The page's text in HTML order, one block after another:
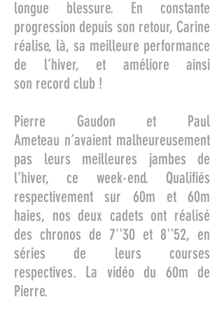
longue blessure. En constante
progression depuis son retour, Carine
réalise, là, sa meilleure performance
de l’hiver, et améliore ainsi
son record club !
Pierre Gaudon et Paul
Ameteau n’avaient malheureusement
pas leurs meilleures jambes de
l’hiver, ce week-end. Qualifiés
respectivement sur 60m et 60m
haies, nos deux cadets ont réalisé
des chronos de 7''30 et 8''52, en
séries de leurs courses
respectives. La vidéo du 60m de
Pierre.